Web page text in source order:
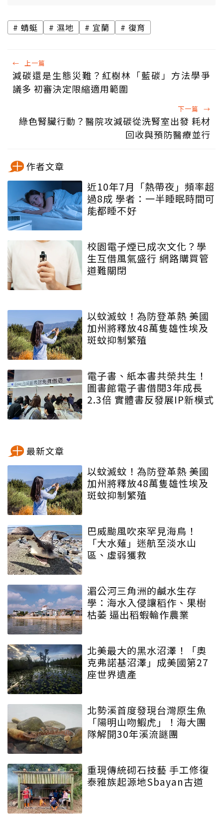
蜻蜓 濕地 宜蘭 復育
← 上一篇
減碳還是生態災難？紅樹林「藍碳」方法學爭
議多 初審決定限縮適用範圍
下一篇 →
綠色腎臟行動？醫院攻減碳從洗腎室出發 耗材
回收與預防醫療並行
作者文章
近10年7月「熱帶夜」頻率超
過8成 學者：一半睡眠時間可
能都睡不好
校園電子煙已成次文化？學
生互借風氣盛行 網路購買管
道難關閉
以蚊滅蚊！為防登革熱 美國
加州將釋放48萬隻雄性埃及
斑蚊抑制繁殖
電子書、紙本書共榮共生！
圖書館電子書借閱3年成長
2.3倍 實體書反發展IP新模式
最新文章
以蚊滅蚊！為防登革熱 美國
加州將釋放48萬隻雄性埃及
斑蚊抑制繁殖
巴威颱風吹來罕見海鳥！
「大水薙」迷航至淡水山
區、虛弱獲救
湄公河三角洲的鹹水生存
學：海水入侵讓稻作、果樹
枯萎 逼出稻蝦輪作農業
北美最大的黑水沼澤！「奧
克弗諾基沼澤」成美國第27
座世界遺產
北勢溪首度發現台灣原生魚
「陽明山吻鰕虎」！海大團
隊解開30年溪流謎團
重現傳統砌石技藝 手工修復
泰雅族起源地Sbayan古道